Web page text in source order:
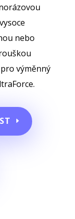
nebo
výměnný